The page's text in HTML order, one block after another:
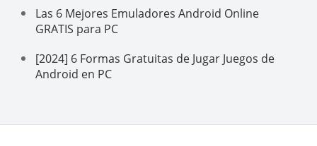
Las 6 Mejores Emuladores Android Online
GRATIS para PC
[2024] 6 Formas Gratuitas de Jugar Juegos de
Android en PC